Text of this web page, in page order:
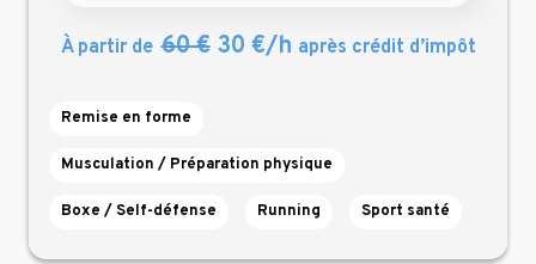
À partir de 60 €30 €/h après crédit d’impôt
Remise en forme
Musculation / Préparation physique
Boxe / Self-défense Running Sport santé